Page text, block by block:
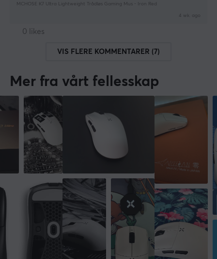
MCHOSE K7 Ultra Lightweight Trådløs Gaming Mus - Iron Red
4 wk. ago
0 likes
VIS FLERE KOMMENTARER (7)
Mer fra vårt fellesskap